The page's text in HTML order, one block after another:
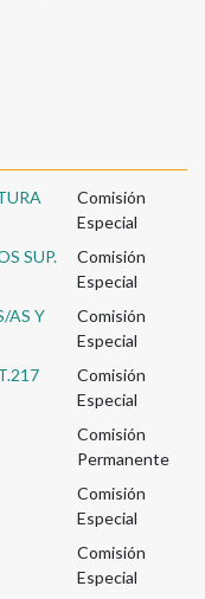
Comisión
Especial
SUP.
Comisión
Especial
AS Y
Comisión
Especial
Comisión
Especial
Comisión
Permanente
Comisión
Especial
Comisión
Especial